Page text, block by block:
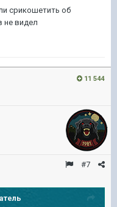
срикошетить об
не видел
11 544
#7